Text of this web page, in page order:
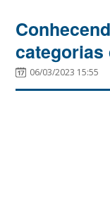
categorias
06/03/2023 15:55